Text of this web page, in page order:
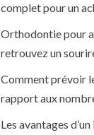
complet pour un
Orthodontie pour
retrouvez un
Comment prévoir
rapport aux
Les avantages